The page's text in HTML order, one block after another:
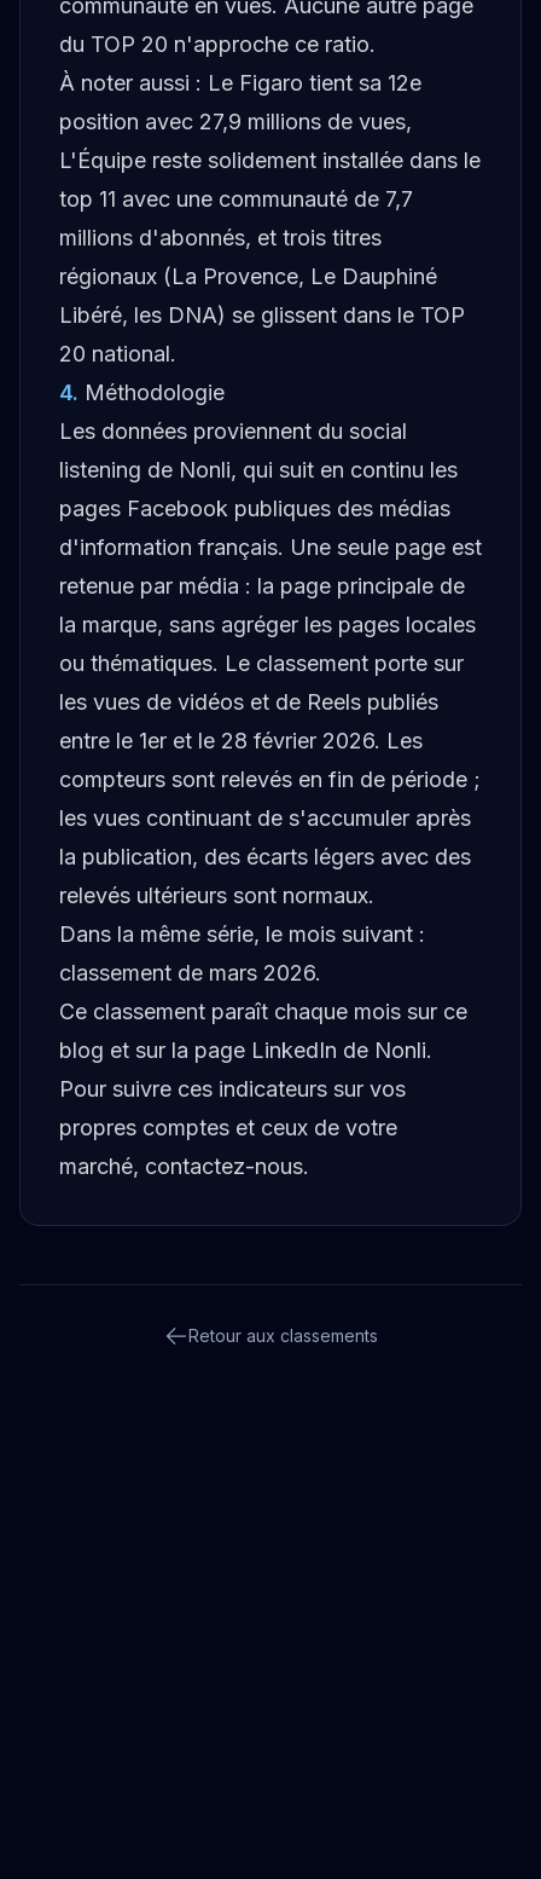
communauté en vues. Aucune autre page
du TOP 20 n'approche ce ratio.
À noter aussi : Le Figaro tient sa 12e
position avec 27,9 millions de vues,
L'Équipe reste solidement installée dans le
top 11 avec une communauté de 7,7
millions d'abonnés, et trois titres
régionaux (La Provence, Le Dauphiné
Libéré, les DNA) se glissent dans le TOP
20 national.
4. Méthodologie
Les données proviennent du social
listening de Nonli, qui suit en continu les
pages Facebook publiques des médias
d'information français. Une seule page est
retenue par média : la page principale de
la marque, sans agréger les pages locales
ou thématiques. Le classement porte sur
les vues de vidéos et de Reels publiés
entre le 1er et le 28 février 2026. Les
compteurs sont relevés en fin de période ;
les vues continuant de s'accumuler après
la publication, des écarts légers avec des
relevés ultérieurs sont normaux.
Dans la même série, le mois suivant :
classement de mars 2026.
Ce classement paraît chaque mois sur ce
blog et sur la page LinkedIn de Nonli.
Pour suivre ces indicateurs sur vos
propres comptes et ceux de votre
marché, contactez-nous.
Retour aux classements